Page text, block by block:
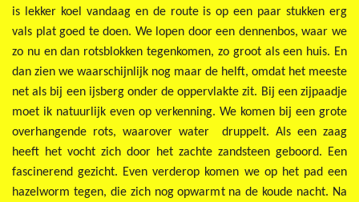
is lekker koel vandaag en de route is op een paar stukken erg
vals plat goed te doen. We lopen door een dennenbos, waar we
zo nu en dan rotsblokken tegenkomen, zo groot als een huis. En
dan zien we waarschijnlijk nog maar de helft, omdat het meeste
net als bij een ijsberg onder de oppervlakte zit. Bij een zijpaadje
moet ik natuurlijk even op verkenning. We komen bij een grote
overhangende rots, waarover water druppelt. Als een zaag
heeft het vocht zich door het zachte zandsteen geboord. Een
fascinerend gezicht. Even verderop komen we op het pad een
hazelworm tegen, die zich nog opwarmt na de koude nacht. Na